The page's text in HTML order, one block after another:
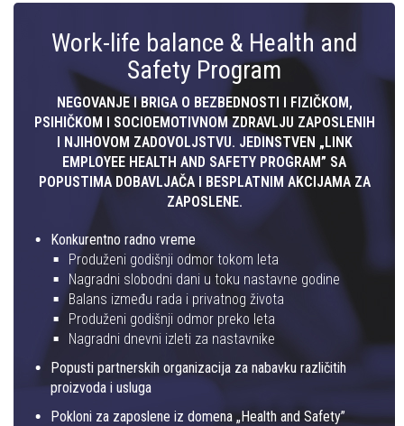
Work-life balance & Health and
Safety Program
NEGOVANJE I BRIGA O BEZBEDNOSTI I FIZIČKOM,
PSIHIČKOM I SOCIOEMOTIVNOM ZDRAVLJU ZAPOSLENIH
I NJIHOVOM ZADOVOLJSTVU. JEDINSTVEN „LINK
EMPLOYEE HEALTH AND SAFETY PROGRAM” SA
POPUSTIMA DOBAVLJAČA I BESPLATNIM AKCIJAMA ZA
ZAPOSLENE.
Konkurentno radno vreme
Produženi godišnji odmor tokom leta
Nagradni slobodni dani u toku nastavne godine
Balans između rada i privatnog života
Produženi godišnji odmor preko leta
Nagradni dnevni izleti za nastavnike
Popusti partnerskih organizacija za nabavku različitih
proizvoda i usluga
Pokloni za zaposlene iz domena „Health and Safety”